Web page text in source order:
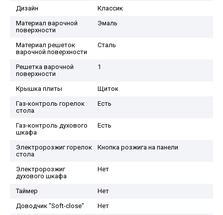
Дизайн
Классик
Материал варочной
поверхности
Эмаль
Материал решеток
варочной поверхности
Сталь
Решетка варочной
поверхности
1
Крышка плиты
Щиток
Газ-контроль горелок
стола
Есть
Газ-контроль духового
шкафа
Есть
Электророзжиг горелок
стола
Кнопка розжига на панели
Электророзжиг
духового шкафа
Нет
Таймер
Нет
Доводчик "Soft-close"
Нет